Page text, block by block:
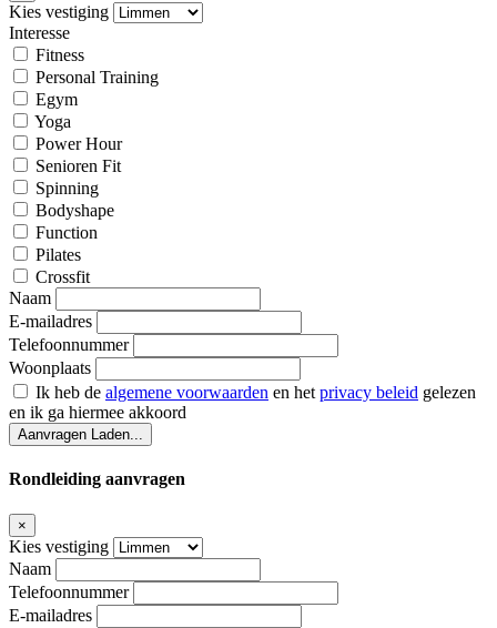
Kies vestiging
Interesse
Fitness
Personal Training
Egym
Yoga
Power Hour
Senioren Fit
Spinning
Bodyshape
Function
Pilates
Crossfit
Naam
E-mailadres
Telefoonnummer
Woonplaats
Ik heb de algemene voorwaarden en het privacy beleid gelezen
en ik ga hiermee akkoord
Aanvragen Laden...
Rondleiding aanvragen
×
Kies vestiging
Naam
Telefoonnummer
E-mailadres